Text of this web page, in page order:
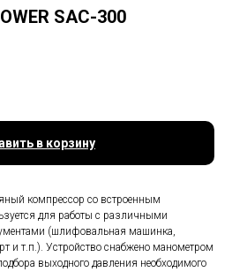
SAC-300
в корзину
компрессор со встроенным
для работы с различными
(шлифовальная машинка,
и т.п.). Устройство снабжено манометром
выходного давления необходимого